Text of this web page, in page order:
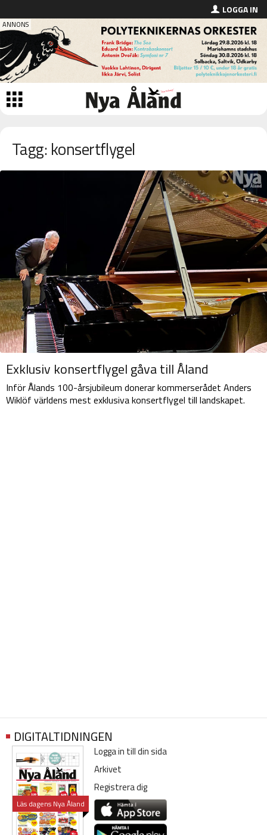
LOGGA IN
Tagg: konsertflygel
Exklusiv konsertflygel gåva till Åland
Inför Ålands 100-årsjubileum donerar kommerserådet Anders
Wiklöf världens mest exklusiva konsertflygel till landskapet.
DIGITALTIDNINGEN
Läs dagens Nya Åland
Logga in till din sida
Arkivet
Registrera dig